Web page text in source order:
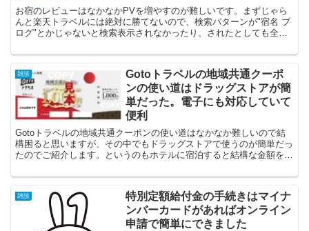
お宿のレビューはなかなかPVを増やすのが難しいです。まずじゃら
んと楽天トラベルには絶対に勝てないので、検索パターンが"宿名 ブ
ログ"とかじゃないと検索表示されなかったり、されたとしても全国
雑談
Gotoトラベルの地域共通クーポ
ンの使い道はドラッグストアが簡
単だった。電子にも対応していて
便利
Gotoトラベルの地域共通クーポンの使い道はなかなか難しいので結
構困ると思いますが、その中でもドラッグストアで使うのが簡単だっ
たのでご紹介します。というのもホテルに宿泊すると結構な金額を配
雑談
特別定額給付金の手続きはマイナ
ンバーカードがあればオンライン
申請で簡単にできました